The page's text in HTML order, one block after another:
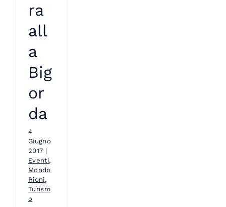
ra
all
a
Big
or
da
4
Giugno
2017 |
Eventi,
Mondo
Rioni,
Turism
o